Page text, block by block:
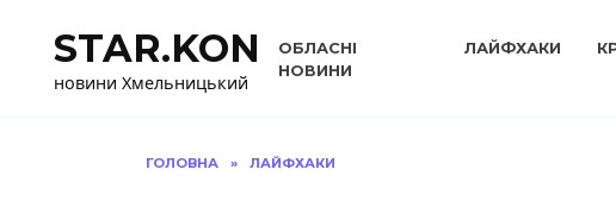
вмістуSTAR.KON
новини Хмельницький
ОБЛАСНІ
НОВИНИ
ЛАЙФХАКИ
ГОЛОВНА » ЛАЙФХАКИ